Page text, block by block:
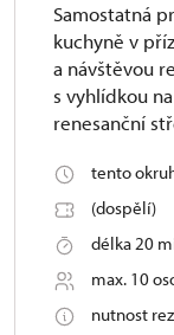
Samostatná
kuchyně v
a návštěvou
s vyhlídkou
renesanční
tento
(dospělí)
délka 20
max. 10
nutnost